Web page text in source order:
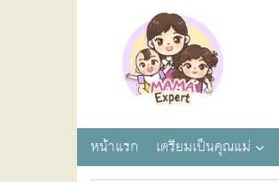
หน้าแรก เตรียมเป็นคุณแม่